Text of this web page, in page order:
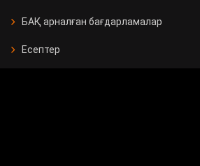
БАҚ арналған бағдарламалар
Есептер